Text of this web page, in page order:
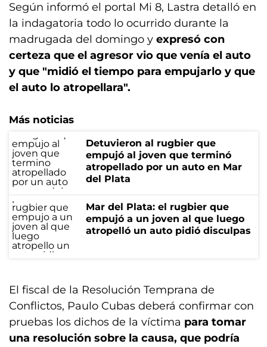
Según informó el portal Mi 8, Lastra detalló en
la indagatoria todo lo ocurrido durante la
madrugada del domingo y expresó con
certeza que el agresor vio que venía el auto
y que "midió el tiempo para empujarlo y que
el auto lo atropellara".
Más noticias
Detuvieron al rugbier que
empujó al joven que terminó
atropellado por un auto en Mar
del Plata
Mar del Plata: el rugbier que
empujó a un joven al que luego
atropelló un auto pidió disculpas
El fiscal de la Resolución Temprana de
Conflictos, Paulo Cubas deberá confirmar con
pruebas los dichos de la víctima para tomar
una resolución sobre la causa, que podría